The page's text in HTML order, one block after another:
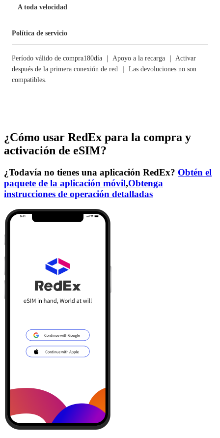
A toda velocidad
Política de servicio
Período válido de compra180día ｜ Apoyo a la recarga ｜ Activar
después de la primera conexión de red ｜ Las devoluciones no son
compatibles.
¿Cómo usar RedEx para la compra y
activación de eSIM?
¿Todavía no tienes una aplicación RedEx? Obtén el
paquete de la aplicación móvil,Obtenga
instrucciones de operación detalladas